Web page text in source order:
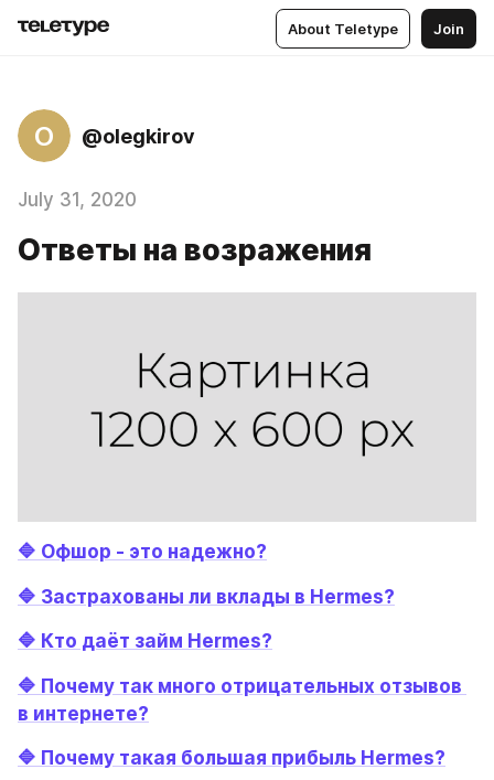
About Teletype Join
O @olegkirov
July 31, 2020
Ответы на возражения
🔷 Офшор - это надежно?
🔷 Застрахованы ли вклады в Hermes?
🔷 Кто даёт займ Hermes?
🔷 Почему так много отрицательных отзывов
в интернете?
🔷 Почему такая большая прибыль Hermes?